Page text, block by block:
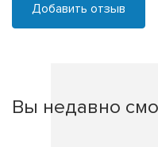
Добавить отзыв
Вы недавно